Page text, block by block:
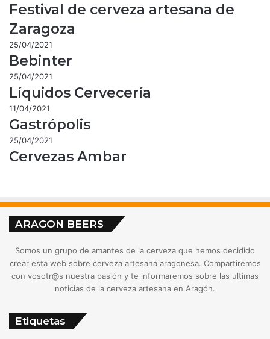
Festival de cerveza artesana de
Zaragoza
25/04/2021
Bebinter
25/04/2021
Líquidos Cervecería
11/04/2021
Gastrópolis
25/04/2021
Cervezas Ambar
ARAGON BEERS
Somos un grupo de amantes de la cerveza que hemos decidido
crear esta web sobre cerveza artesana aragonesa. Compartiremos
con vosotr@s nuestra pasión y te informaremos sobre las ultimas
noticias de la cerveza artesana en Aragón.
Etiquetas